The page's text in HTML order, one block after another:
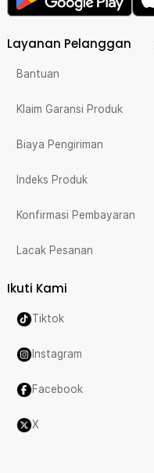
Layanan Pelanggan
Bantuan
Klaim Garansi Produk
Biaya Pengiriman
Indeks Produk
Konfirmasi Pembayaran
Lacak Pesanan
Ikuti Kami
Tiktok
Instagram
Facebook
X